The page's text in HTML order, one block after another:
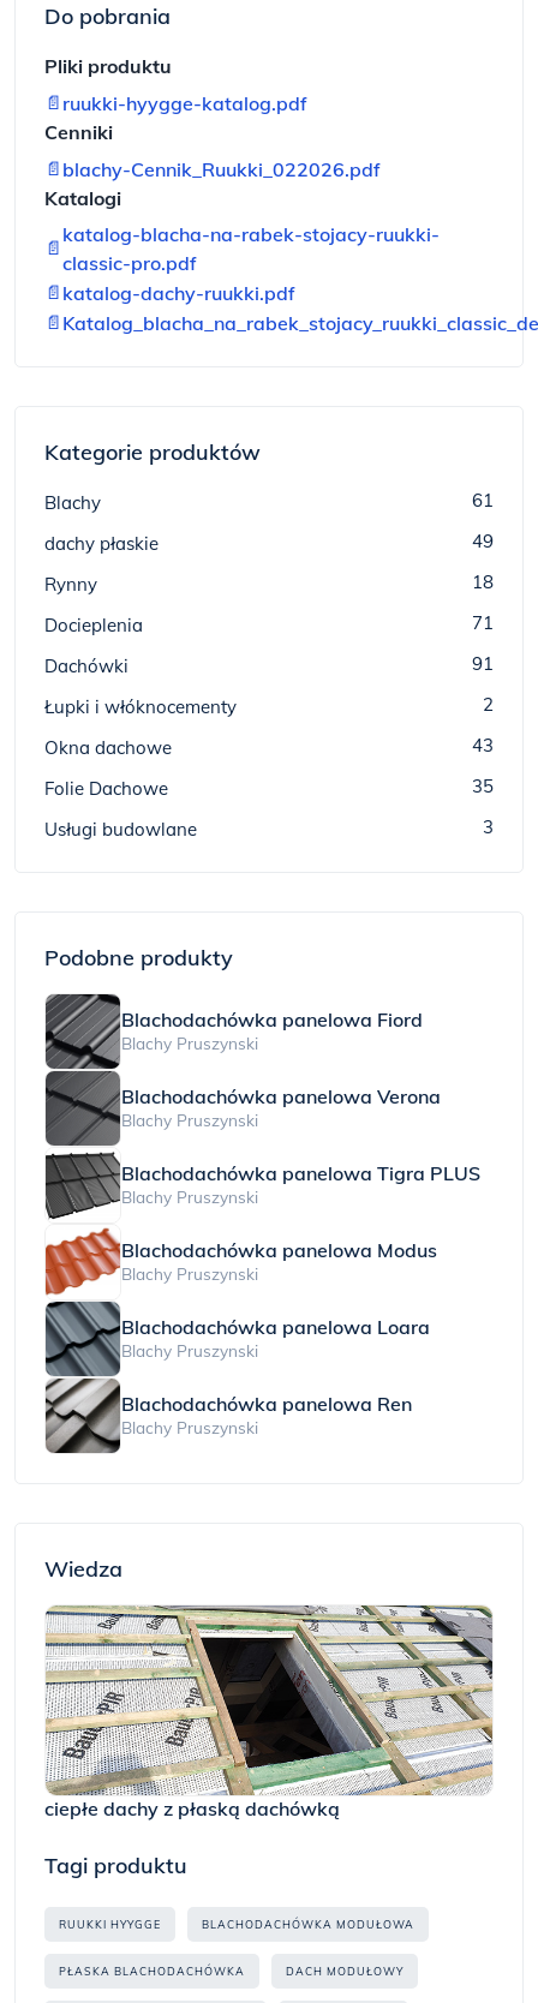
Do pobrania
Pliki produktu
📄 ruukki-hyygge-katalog.pdf
Cenniki
📄 blachy-Cennik_Ruukki_022026.pdf
Katalogi
📄
katalog-blacha-na-rabek-stojacy-ruukki-
classic-pro.pdf
📄 katalog-dachy-ruukki.pdf
📄
Kategorie produktów
Blachy
61
dachy płaskie
49
Rynny
18
Docieplenia
71
Dachówki
91
Łupki i włóknocementy
2
Okna dachowe
43
Folie Dachowe
35
Usługi budowlane
3
Podobne produkty
Blachodachówka panelowa Fiord
Blachy Pruszynski
Blachodachówka panelowa Verona
Blachy Pruszynski
Blachodachówka panelowa Tigra PLUS
Blachy Pruszynski
Blachodachówka panelowa Modus
Blachy Pruszynski
Blachodachówka panelowa Loara
Blachy Pruszynski
Blachodachówka panelowa Ren
Blachy Pruszynski
Wiedza
ciepłe dachy z płaską dachówką
Tagi produktu
RUUKKI HYYGGE BLACHODACHÓWKA MODUŁOWA
PŁASKA BLACHODACHÓWKA DACH MODUŁOWY